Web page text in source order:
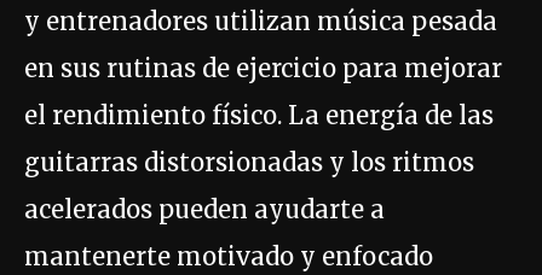
y entrenadores utilizan música pesada
en sus rutinas de ejercicio para mejorar
el rendimiento físico. La energía de las
guitarras distorsionadas y los ritmos
acelerados pueden ayudarte a
mantenerte motivado y enfocado